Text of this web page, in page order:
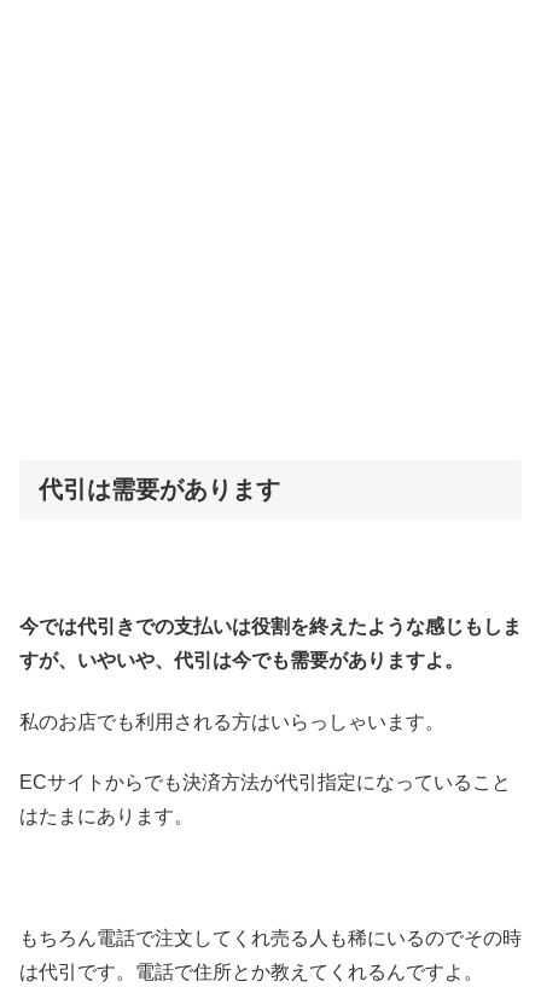
代引は需要があります
今では代引きでの支払いは役割を終えたような感じもしま
すが、いやいや、代引は今でも需要がありますよ。
私のお店でも利用される方はいらっしゃいます。
ECサイトからでも決済方法が代引指定になっていること
はたまにあります。
もちろん電話で注文してくれ売る人も稀にいるのでその時
は代引です。電話で住所とか教えてくれるんですよ。